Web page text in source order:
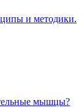
и методики.
мышцы?